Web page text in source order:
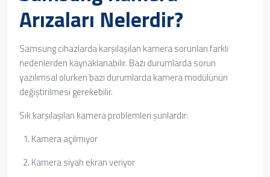
Arızaları Nelerdir?
Samsung cihazlarda karşılaşılan kamera sorunları farklı
nedenlerden kaynaklanabilir. Bazı durumlarda sorun
yazılımsal olurken bazı durumlarda kamera modülünün
değiştirilmesi gerekebilir.
Sık karşılaşılan kamera problemleri şunlardır:
Kamera açılmıyor
Kamera siyah ekran veriyor